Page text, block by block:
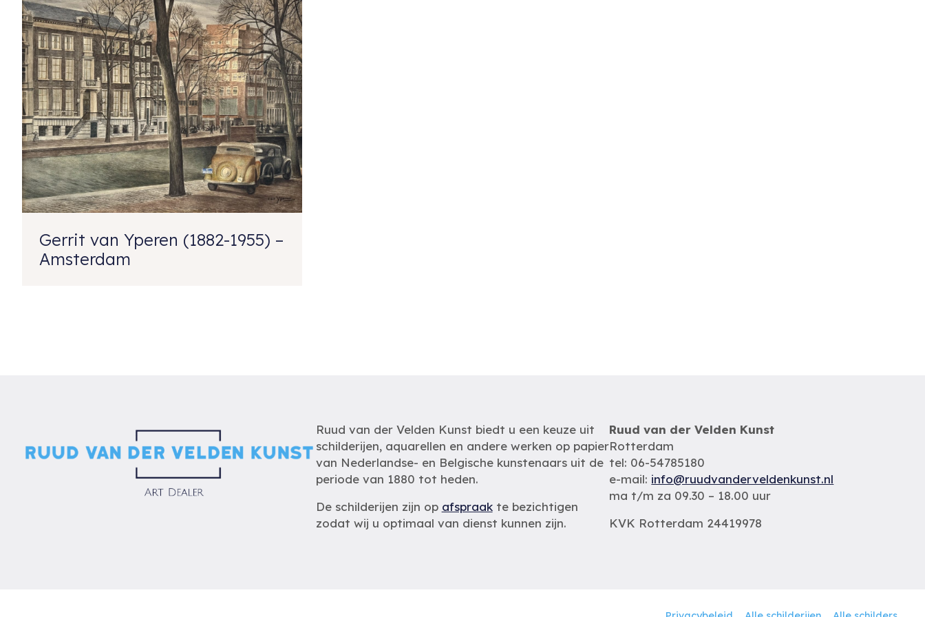
Gerrit van Yperen (1882-1955) –
Amsterdam
Ruud van der Velden Kunst biedt u een keuze uit
schilderijen, aquarellen en andere werken op papier
van Nederlandse- en Belgische kunstenaars uit de
periode van 1880 tot heden.
De schilderijen zijn op afspraakte bezichtigen
zodat wij u optimaal van dienst kunnen zijn.
Ruud van der Velden Kunst
Rotterdam
tel: 06-54785180
e-mail: info@ruudvanderveldenkunst.nl
ma t/m za 09.30 – 18.00 uur
KVK Rotterdam 24419978